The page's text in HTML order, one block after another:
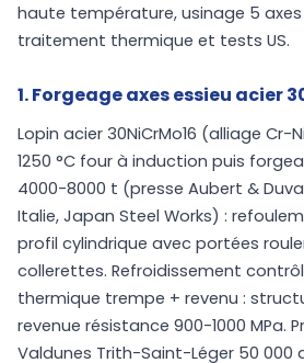
haute température, usinage 5
traitement thermique et tests US.
1. Forgeage axes essieu acier
Lopin acier 30NiCrMo16 (alliage Cr-
1250 °C four à induction puis
4000-8000 t (presse Aubert &
Italie, Japan Steel Works) :
profil cylindrique avec portées
collerettes. Refroidissement
thermique trempe + revenu :
revenue résistance 900-1000 MPa.
Valdunes Trith-Saint-Léger 50 000